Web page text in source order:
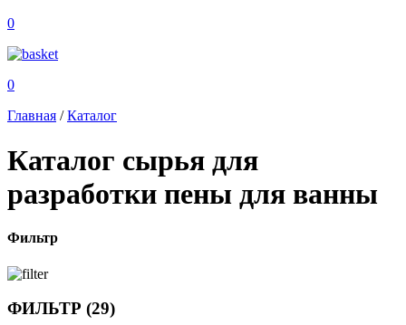
0
0
Главная /Каталог
Каталог сырья для
разработки пены для ванны
Фильтр
ФИЛЬТР (29)